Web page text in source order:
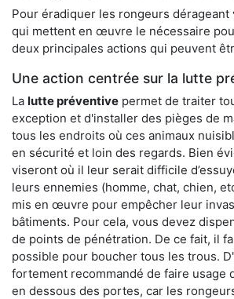
Pour éradiquer les rongeurs
qui mettent en œuvre le nécessaire
deux principales actions qui peuvent
Une action centrée sur la lutte
La lutte préventive permet de traiter
exception et d'installer des pièges de
tous les endroits où ces animaux
en sécurité et loin des regards. Bien
viseront où il leur serait difficile
leurs ennemies (homme, chat, chien,
mis en œuvre pour empêcher leur
bâtiments. Pour cela, vous devez
de points de pénétration. De ce fait, il
possible pour boucher tous les trous.
fortement recommandé de faire usage
en dessous des portes, car les